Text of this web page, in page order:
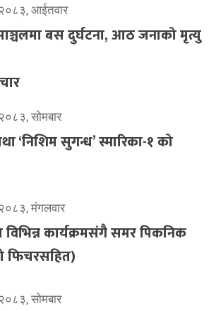
आईतवार
बस दुर्घटना, आठ जनाको मृत्यु
सोमबार
‘निशिम सुगन्ध’ स्मारिका-१ को
मंगलवार
विभिन्न कार्यक्रमसंगै समर पिकनिक
फिचरसहित)
सोमबार